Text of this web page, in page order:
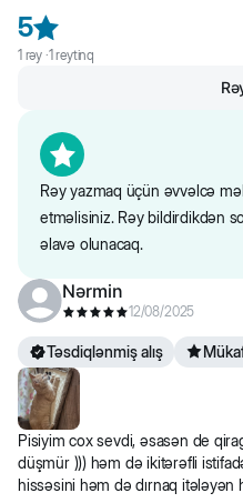
- qənaət, evcik modellərdən fərqli
- evdə daha az yer tutur
- lazım olduqda rahatlıqla yerini
- xalça üzərində və ya
caynaqlarını yonmağı xoşlayan
5
1 rəy ·1 reytinq
Rəy yazmaq üçün əvvəlcə
etməlisiniz. Rəy bildirdikdən
əlavə olunacaq.
Nərmin
12/08/2025
Təsdiqlənmiş alış
Pisiyim cox sevdi, əsasən de
düşmür ))) həm də ikitərəfli
hissəsini həm də dırnaq itələyən